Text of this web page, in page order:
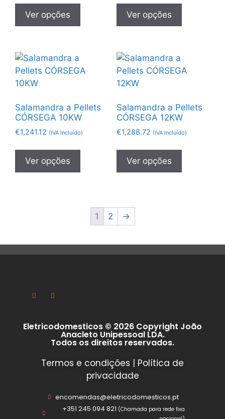
Ver opções Ver opções
Salamandra a Pellets
CÓRSEGA 10KW
€1,241.12 (IVA Incluído)
Ver opções
Salamandra a Pellets
CÓRSEGA 12KW
€1,288.72 (IVA Incluído)
Ver opções
1 2 →
Eletricodomesticos © 2026 Copyright João
Anacleto Unipessoal LDA.
Todos os direitos reservados.
Termos e condições | Política de
privacidade
encomendas@eletricodomesticos.pt
+351 245 094 821 (Chamada para rede fixa